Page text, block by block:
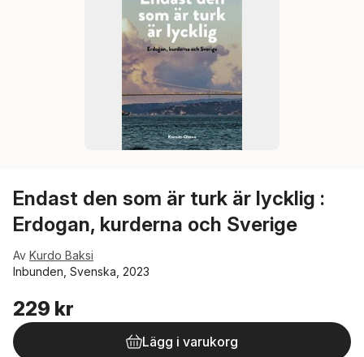
Endast den som är turk är lycklig :
Erdogan, kurderna och Sverige
Av Kurdo Baksi
Inbunden, Svenska, 2023
229 kr
Lägg i varukorg